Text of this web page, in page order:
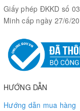
Operating
Temperature
Package / Case
Supplier Device
Giấy phép ĐKKD số
Minh cấp ngày 27/6/
HƯỚNG DẪN
Hướng dẫn mua hàng